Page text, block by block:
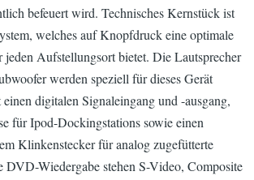
befeuert wird. Technisches Kernstück ist
welches auf Knopfdruck eine optimale
Aufstellungsort bietet. Die Lautsprecher
werden speziell für dieses Gerät
digitalen Signaleingang und -ausgang,
für Ipod-Dockingstations sowie einen
Klinkenstecker für analog zugefütterte
Wiedergabe stehen S-Video, Composite